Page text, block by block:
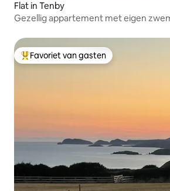
Flat in Tenby
Gezellig appartement met eigen
Topfavoriet van gasten
Favoriet van gasten